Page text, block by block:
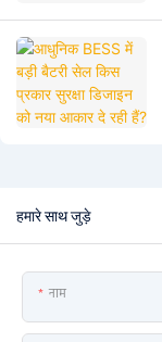
हमारे साथ जुड़े
नाम